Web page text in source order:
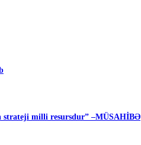
strateji milli resursdur” –MÜSAHİBƏ